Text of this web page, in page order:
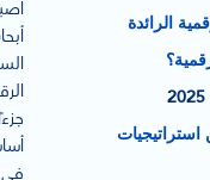
في